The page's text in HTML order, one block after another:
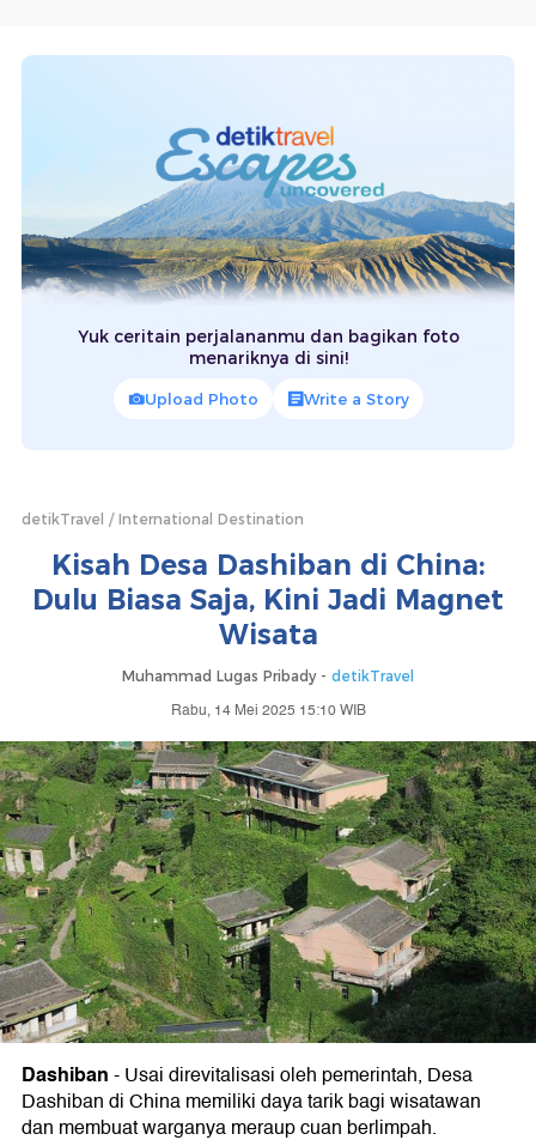
Yuk ceritain perjalananmu dan bagikan foto
menariknya di sini!
Upload Photo Write a Story
detikTravel International Destination
Kisah Desa Dashiban di China:
Dulu Biasa Saja, Kini Jadi Magnet
Wisata
Muhammad Lugas Pribady - detikTravel
Rabu, 14 Mei 2025 15:10 WIB
Dashiban-Usai direvitalisasi oleh pemerintah, Desa
Dashiban di China memiliki daya tarik bagi wisatawan
dan membuat warganya meraup cuan berlimpah.